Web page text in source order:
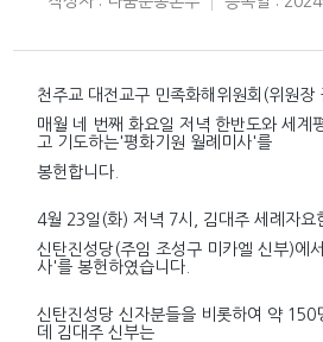
천주교 대전교구 민족화해위원회(위원장
매월 네 번째 화요일 저녁 한반도와 세계
고 기도하는'평화기원 월례미사'를
봉헌합니다.
4월 23일(화) 저녁 7시, 김대주 세례자요
신탄진성당(주임 조성구 미카엘 신부)에
사'를 봉헌하였습니다.
신탄진성당 신자분들을 비롯하여 약 150
데 김대주 신부는